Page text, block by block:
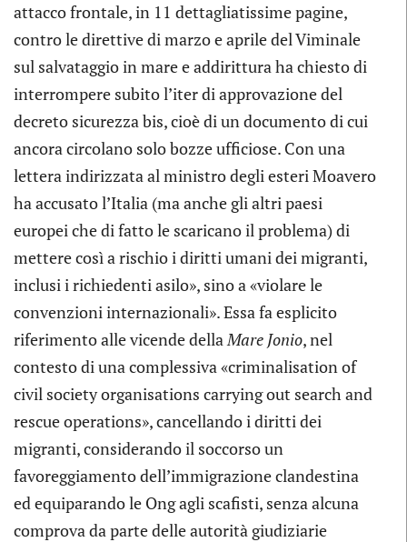
attacco frontale, in 11 dettagliatissime pagine,
contro le direttive di marzo e aprile del Viminale
sul salvataggio in mare e addirittura ha chiesto di
interrompere subito l’iter di approvazione del
decreto sicurezza bis, cioè di un documento di cui
ancora circolano solo bozze ufficiose. Con una
lettera indirizzata al ministro degli esteri Moavero
ha accusato l’Italia (ma anche gli altri paesi
europei che di fatto le scaricano il problema) di
mettere così a rischio i diritti umani dei migranti,
inclusi i richiedenti asilo», sino a «violare le
convenzioni internazionali». Essa fa esplicito
riferimento alle vicende dellaMare Jonio, nel
contesto di una complessiva «criminalisation of
civil society organisations carrying out search and
rescue operations», cancellando i diritti dei
migranti, considerando il soccorso un
favoreggiamento dell’immigrazione clandestina
ed equiparando le Ong agli scafisti, senza alcuna
comprova da parte delle autorità giudiziarie